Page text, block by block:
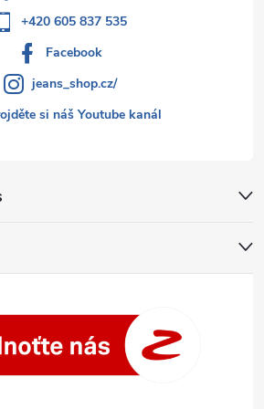
+420 605 837 535
Facebook
jeans_shop.cz/
si náš Youtube kanál